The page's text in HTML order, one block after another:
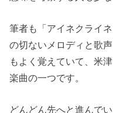
筆者も「アイネクライ
の切ないメロディと歌
もよく覚えていて、米
楽曲の一つです。
どんどん先へと進んで